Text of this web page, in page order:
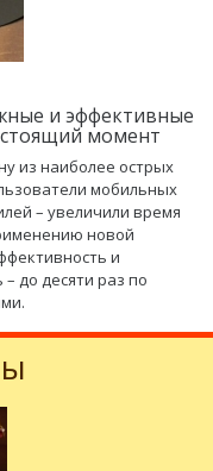
и эффективные
момент
из наиболее острых
мобильных
– увеличили время
новой
и
до десяти раз по